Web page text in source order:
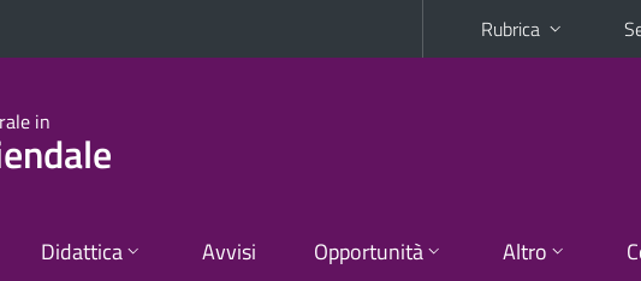
Rubrica
in
Didattica Avvisi Opportunità Altro